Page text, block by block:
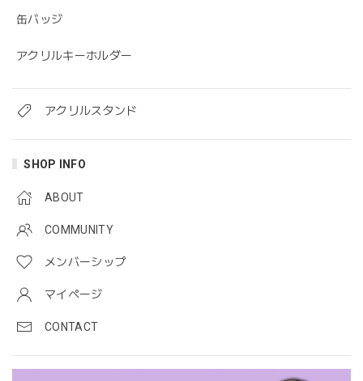
缶バッジ
アクリルキーホルダー
アクリルスタンド
SHOP INFO
ABOUT
COMMUNITY
メンバーシップ
マイページ
CONTACT